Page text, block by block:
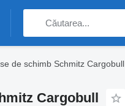
de schimb Schmitz Cargobull
Cargobull